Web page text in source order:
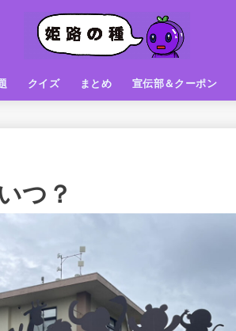
クイズ まとめ 宣伝部＆クーポン
つ？